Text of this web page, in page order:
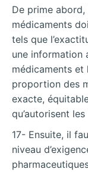
De prime
médicaments
tels que
une information
médicaments et
proportion des
exacte,
qu’autorisent
17- Ensuite, il
niveau